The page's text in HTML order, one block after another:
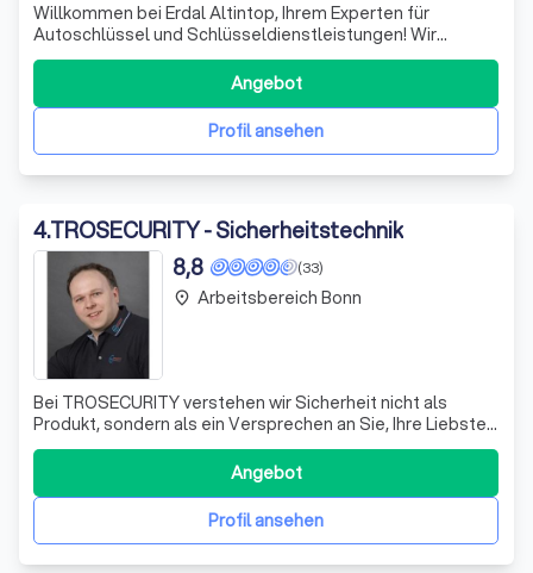
Willkommen bei Erdal Altintop, Ihrem Experten für
Autoschlüssel und Schlüsseldienstleistungen! Wir
fertigen nicht nur Autoschlüssel, sondern auch Schlüssel
für Motorräder, Lkw und Wohnmobile. Mit modernster
Technik programmieren wir Ihre neuen Schlüssel direkt
am Fahrzeug, sodass Sie schnell wieder
Profil ansehen
Angebot
4.TROSECURITY - Sicherheitstechnik
(33)
8,8
Bei TROSECURITY verstehen wir Sicherheit nicht als
Produkt, sondern als ein Versprechen an Sie, Ihre Liebsten
und Ihr Eigentum zu schützen. Mit über 20 Jahren
Erfahrung in der Sicherheitsbranche bieten wir
maßgeschneiderte Lösungen, die genau auf Ihre
Bedürfnisse und Wünsche zugeschnitten sind. Unse
Profil ansehen
Angebot
place Arbeitsbereich Bonn